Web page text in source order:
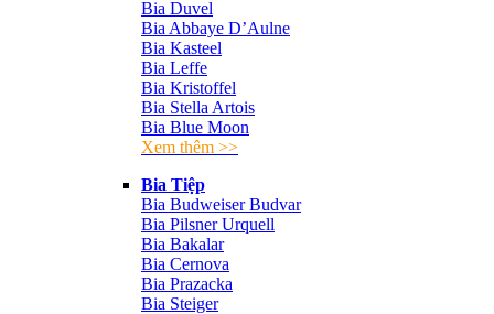
Bia Duvel
Bia Abbaye D’Aulne
Bia Kasteel
Bia Leffe
Bia Kristoffel
Bia Stella Artois
Bia Blue Moon
Xem thêm >>
Bia Tiệp
Bia Budweiser Budvar
Bia Pilsner Urquell
Bia Bakalar
Bia Cernova
Bia Prazacka
Bia Steiger